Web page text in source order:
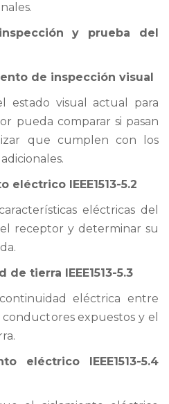
y prueba del
de inspección visual
estado visual actual para
pueda comparar si pasan
que cumplen con los
IEEE1513-5.2
eléctricas del
receptor y determinar su
tierra IEEE1513-5.3
eléctrica entre
expuestos y el
eléctrico IEEE1513-5.4